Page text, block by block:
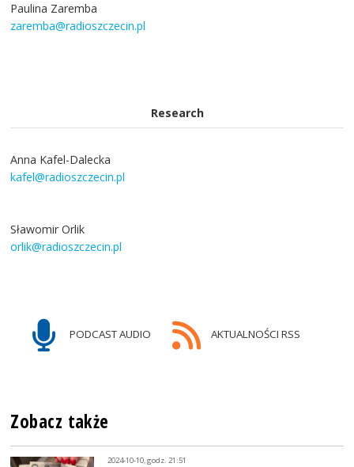
Paulina Zaremba
zaremba@radioszczecin.pl
Research
Anna Kafel-Dalecka
kafel@radioszczecin.pl
Sławomir Orlik
orlik@radioszczecin.pl
PODCAST AUDIO AKTUALNOŚCI RSS
Zobacz także
2024-10-10, godz. 21:51